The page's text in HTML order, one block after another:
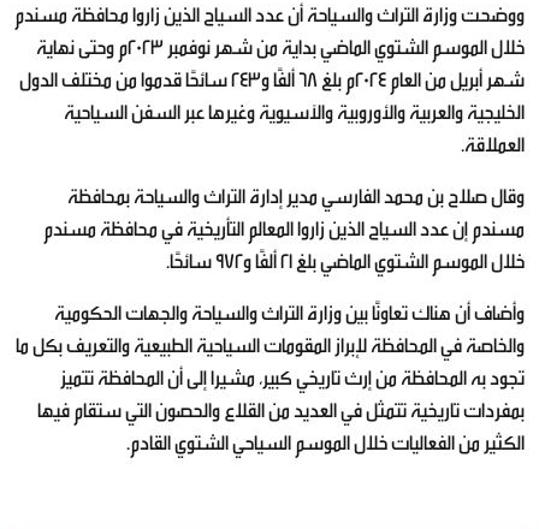
ووضحت وزارة التراث والسياحة أن عدد السياح الذين زاروا محافظة مسندم
خلال الموسم الشتوي الماضي بداية من شهر نوفمبر 2023م وحتى نهاية
شهر أبريل من العام 2024م بلغ 68 ألفًا و243 سائحًا قدموا من مختلف الدول
الخليجية والعربية والأوروبية والآسيوية وغيرها عبر السفن السياحية
العملاقة.
وقال صلاح بن محمد الفارسي مدير إدارة التراث والسياحة بمحافظة
مسندم إن عدد السياح الذين زاروا المعالم التأريخية في محافظة مسندم
خلال الموسم الشتوي الماضي بلغ 21 ألفًا و972 سائحًا.
وأضاف أن هناك تعاونًا بين وزارة التراث والسياحة والجهات الحكومية
والخاصة في المحافظة لإبراز المقومات السياحية الطبيعية والتعريف بكل ما
تجود به المحافظة من إرث تاريخي كبير، مشيرا إلى أن المحافظة تتميز
بمفردات تاريخية تتمثل في العديد من القلاع والحصون التي ستقام فيها
الكثير من الفعاليات خلال الموسم السياحي الشتوي القادم.